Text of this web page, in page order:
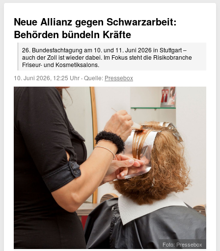
Neue Allianz gegen Schwarzarbeit:
Behörden bündeln Kräfte
26. Bundesfachtagung am 10. und 11. Juni 2026 in Stuttgart –
auch der Zoll ist wieder dabei. Im Fokus steht die Risikobranche
Friseur- und Kosmetiksalons.
10. Juni 2026, 12:25 Uhr ·Quelle: Pressebox
Foto: Pressebox